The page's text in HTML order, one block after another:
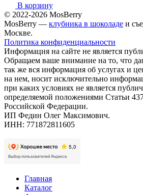
В корзину
© 2022-2026 MosBerry
MosBerry — клубника в шоколаде и
Москве.
Политика конфиденциальности
Информация на сайте не является
Обращаем ваше внимание на то, что
так же вся информация об услугах и
на нем, носит исключительно
при каких условиях не является
определяемой положениями Статьи
Российской Федерации.
ИП Федин Олег Максимович.
ИНН: 771872811605
Главная
Каталог